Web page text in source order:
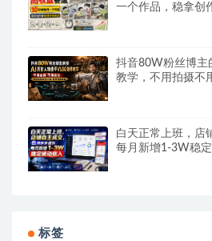
一个作品，稳拿创
抖音80W粉丝博主
教学，不用拍摄不
白天正常上班，店
每月新增1-3W稳
标签